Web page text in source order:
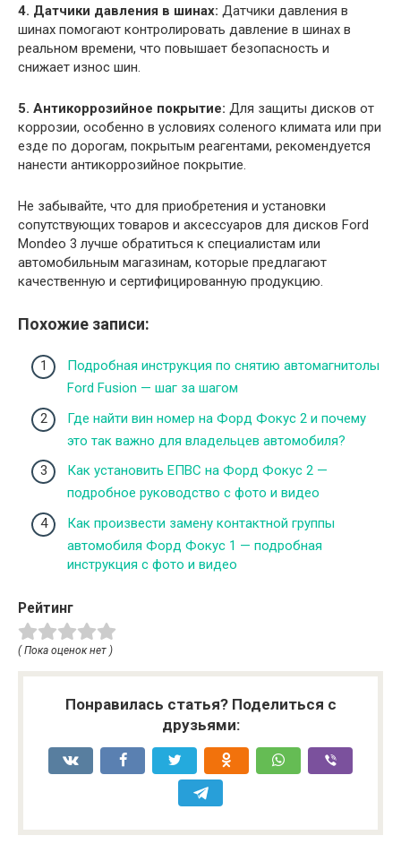
4. Датчики давления в шинах: Датчики давления в
шинах помогают контролировать давление в шинах в
реальном времени, что повышает безопасность и
снижает износ шин.
5. Антикоррозийное покрытие: Для защиты дисков от
коррозии, особенно в условиях соленого климата или при
езде по дорогам, покрытым реагентами, рекомендуется
нанести антикоррозийное покрытие.
Не забывайте, что для приобретения и установки
сопутствующих товаров и аксессуаров для дисков Ford
Mondeo 3 лучше обратиться к специалистам или
автомобильным магазинам, которые предлагают
качественную и сертифицированную продукцию.
Похожие записи:
Подробная инструкция по снятию автомагнитолы
Ford Fusion — шаг за шагом
Где найти вин номер на Форд Фокус 2 и почему
это так важно для владельцев автомобиля?
Как установить ЕПВС на Форд Фокус 2 —
подробное руководство с фото и видео
Как произвести замену контактной группы
автомобиля Форд Фокус 1 — подробная
инструкция с фото и видео
Рейтинг
( Пока оценок нет )
Понравилась статья? Поделиться с
друзьями: